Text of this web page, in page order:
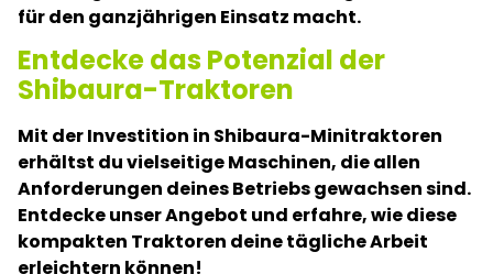
für den ganzjährigen Einsatz macht.
Entdecke das Potenzial der
Shibaura-Traktoren
Mit der Investition in Shibaura-Minitraktoren
erhältst du vielseitige Maschinen, die allen
Anforderungen deines Betriebs gewachsen sind.
Entdecke unser Angebot und erfahre, wie diese
kompakten Traktoren deine tägliche Arbeit
erleichtern können!